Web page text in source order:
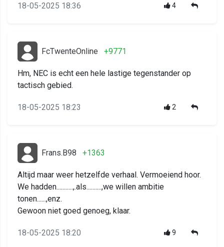
18-05-2025 18:36 4
FcTwenteOnline +9771
Hm, NEC is echt een hele lastige tegenstander op
tactisch gebied.
18-05-2025 18:23 2
Frans.B98 +1363
Altijd maar weer hetzelfde verhaal. Vermoeiend hoor.
We hadden...........,.als..........,we willen ambitie
tonen......,enz.
Gewoon niet goed genoeg, klaar.
18-05-2025 18:20 9